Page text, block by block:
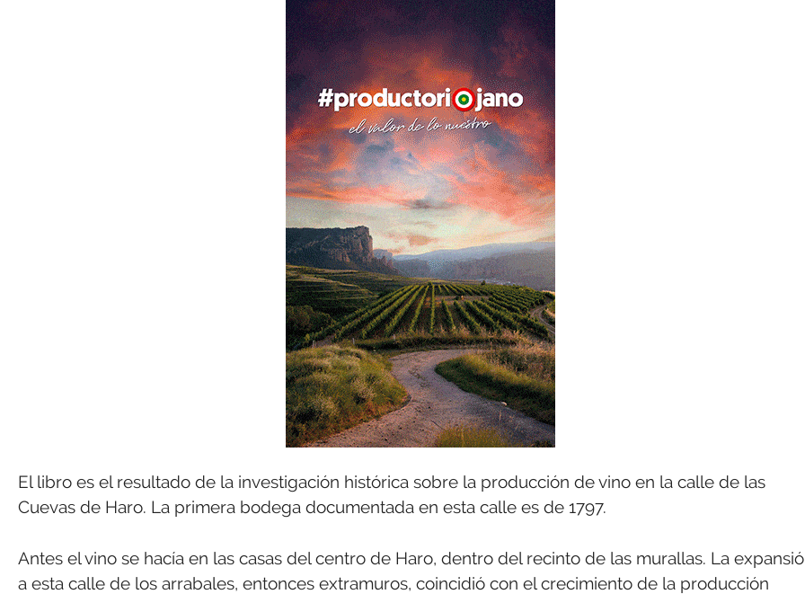
El libro es el resultado de la investigación histórica sobre la producción de vino en la calle de las
Cuevas de Haro. La primera bodega documentada en esta calle es de 1797.
Antes el vino se hacía en las casas del centro de Haro, dentro del recinto de las murallas. La
a esta calle de los arrabales, entonces extramuros, coincidió con el crecimiento de la producción